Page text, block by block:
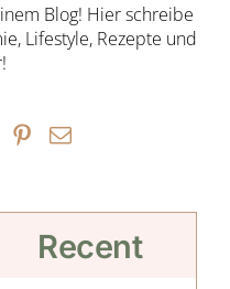
Blog! Hier schreibe
Lifestyle, Rezepte und
Recent